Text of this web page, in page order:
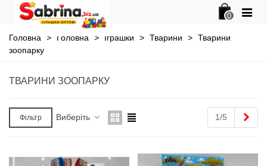
0
Головна > Головна > Іграшки > Тварини > Тварини
зоопарку
ТВАРИНИ ЗООПАРКУ
Фільтр Виберіть 1/5